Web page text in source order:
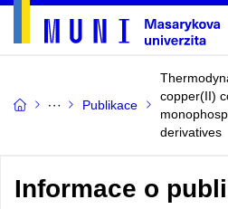
Publikace
copper(II)
derivatives
Informace o